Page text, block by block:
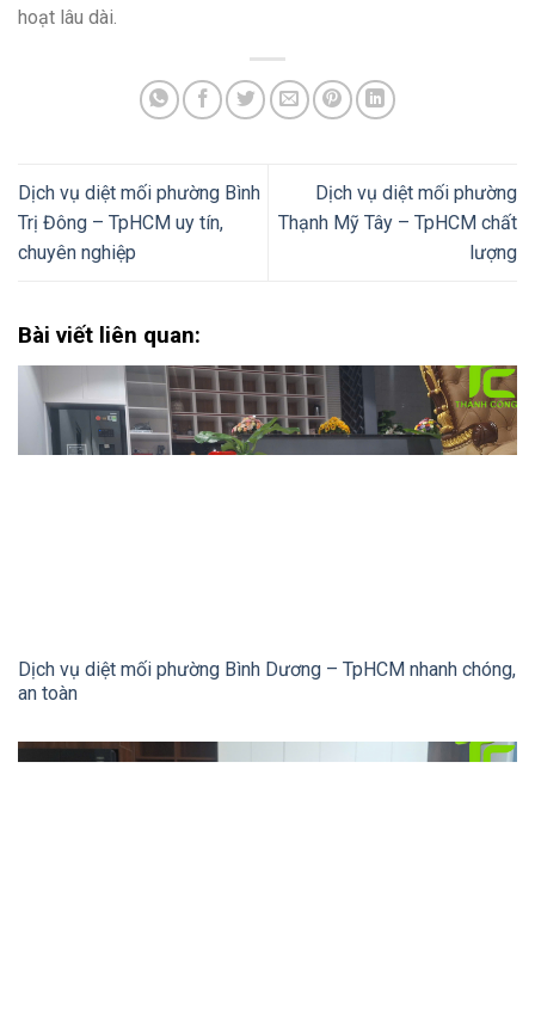
hoạt lâu dài.
Dịch vụ diệt mối phường Bình
Trị Đông – TpHCM uy tín,
chuyên nghiệp
Dịch vụ diệt mối phường
Thạnh Mỹ Tây – TpHCM chất
lượng
Bài viết liên quan:
Dịch vụ diệt mối phường Bình Dương – TpHCM nhanh chóng,
an toàn